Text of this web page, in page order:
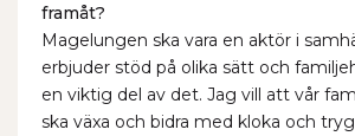
framåt?
Magelungen ska vara en aktör i
erbjuder stöd på olika sätt och
en viktig del av det. Jag vill att vår
ska växa och bidra med kloka och